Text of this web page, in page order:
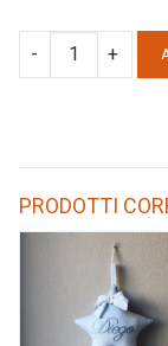
BAVAGLIO
LETTERA
PRODOTTI